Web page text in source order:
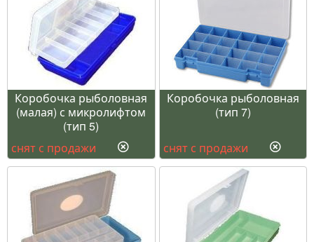
Коробочка рыболовная
(малая) с микролифтом
(тип 5)
снят с продажи
Коробочка рыболовная
(тип 7)
снят с продажи